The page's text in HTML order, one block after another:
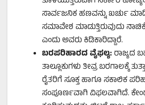
ಸಾರ್ವಜನಿಕ ಹಣವನ್ನು ಖರ್ಚು
ಸಮಾವೇಶ ಮಾಡುತ್ತಿರುವುದು
ಎಂದು ಅವರು ಕಿಡಿಕಾರಿದ್ದಾರೆ.
ಬರಪರಿಹಾರದ ವೈಫಲ್ಯ:ರಾಜ್ಯದ
ತಾಲ್ಲೂಕುಗಳು ತೀವ್ರ ಬರಗಾಲಕ್ಕೆ
ರೈತರಿಗೆ ಸೂಕ್ತ ಹಾಗೂ ಸಕಾಲಿಕ
ಸಂಪೂರ್ಣವಾಗಿ ವಿಫಲವಾಗಿದೆ.